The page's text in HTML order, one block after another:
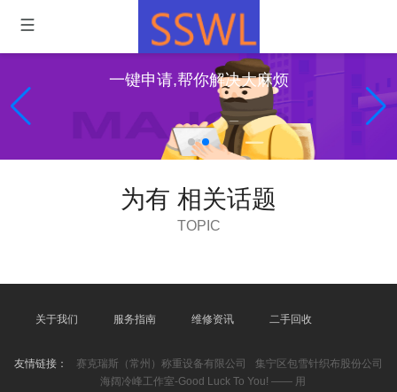
一键申请,帮你解决大麻烦
为有 相关话题
TOPIC
关于我们 服务指南 维修资讯 二手回收
友情链接： 赛克瑞斯（常州）称重设备有限公司
集宁区包雪针织布股份公司
海阔冷峰工作室-Good Luck To You! —— 用